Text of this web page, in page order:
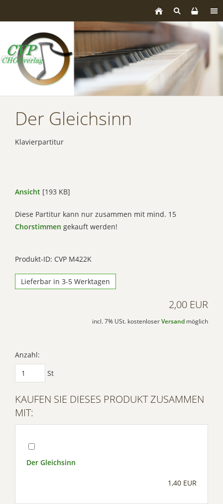
Der Gleichsinn
Klavierpartitur
Ansicht [193 KB]
Diese Partitur kann nur zusammen mit mind. 15
Chorstimmen gekauft werden!
Produkt-ID: CVP M422K
Lieferbar in 3-5 Werktagen
2,00 EUR
incl. 7% USt. kostenloser Versand möglich
Anzahl:
St
KAUFEN SIE DIESES PRODUKT ZUSAMMEN
MIT:
Der Gleichsinn
1,40 EUR